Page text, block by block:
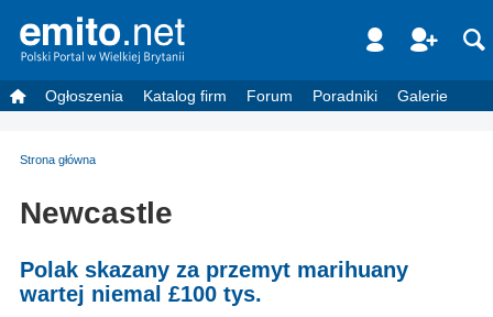
Ogłoszenia Katalog firm Forum Poradniki Galerie
Strona główna
Newcastle
Polak skazany za przemyt marihuany
wartej niemal £100 tys.